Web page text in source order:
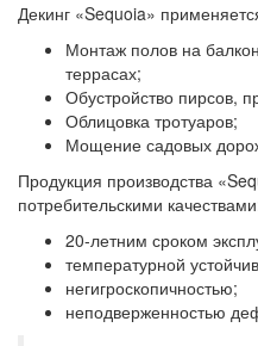
Декинг «Sequoia»
Монтаж полов на
террасах;
Обустройство пирсов,
Облицовка тротуаров;
Мощение садовых
Продукция производства
потребительскими
20-летним сроком
температурной
негигроскопичностью;
неподверженностью